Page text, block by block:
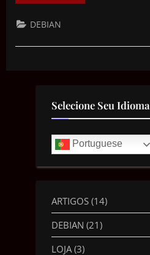
DEBIAN
Selecione Seu Idioma
Portuguese
ARTIGOS (14)
DEBIAN (21)
LOJA(3)